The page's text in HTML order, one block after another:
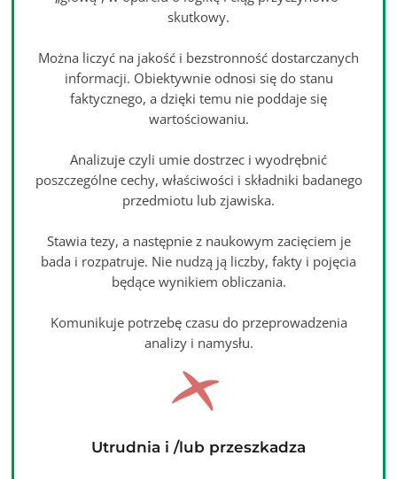
skutkowy.
Można liczyć na jakość i bezstronność dostarczanych
informacji. Obiektywnie odnosi się do stanu
faktycznego, a dzięki temu nie poddaje się
wartościowaniu.
Analizuje czyli umie dostrzec i wyodrębnić
poszczególne cechy, właściwości i składniki badanego
przedmiotu lub zjawiska.
Stawia tezy, a następnie z naukowym zacięciem je
bada i rozpatruje. Nie nudzą ją liczby, fakty i pojęcia
będące wynikiem obliczania.
Komunikuje potrzebę czasu do przeprowadzenia
analizy i namysłu.
Utrudnia i /lub przeszkadza